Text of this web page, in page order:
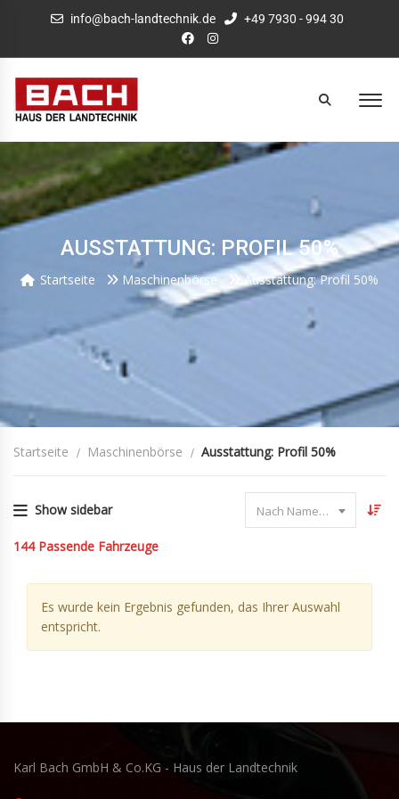
info@bach-landtechnik.de +49 7930 - 994 30
AUSSTATTUNG: PROFIL 50%
Startseite Maschinenbörse Ausstattung: Profil 50%
Startseite Maschinenbörse Ausstattung: Profil 50%
Show sidebar Nach Name sortieren
144 Passende Fahrzeuge
Es wurde kein Ergebnis gefunden, das Ihrer Auswahl
entspricht.
Karl Bach GmbH & Co.KG - Haus der Landtechnik